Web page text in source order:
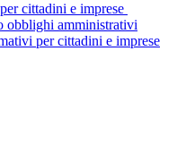
cittadini e imprese
obblighi amministrativi
per cittadini e imprese